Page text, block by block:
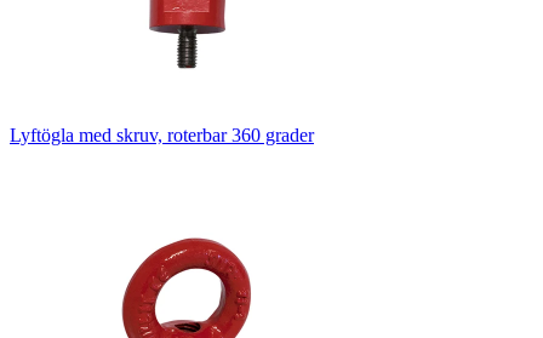
Lyftögla med skruv, roterbar 360 grader